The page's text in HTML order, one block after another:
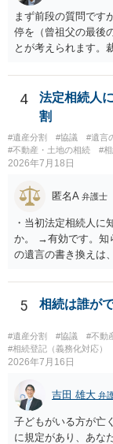
まず前段の質問です
停を（曾祖父の最後
とが考えられます。
能と思われます。時
揃える必要があり
4
法定相続人
割
#遺産分割 #協議 #遺言
#不動産・土地の相続
#
2026年7月18日
匿名A 弁護士
・当初法定相続人に
か。 →有効です。知
の遺言の書き換えは
ますか。 →本人が自
です。客観的な基
することはできま
ないということでし
と拒否することはで
5 相続は誰が
#遺産分割 #協議 #不動
#相続登記（義務化対応）
2026年7月16日
吉田 雄大 弁
子どもがいる方が亡
に規定があり、あな